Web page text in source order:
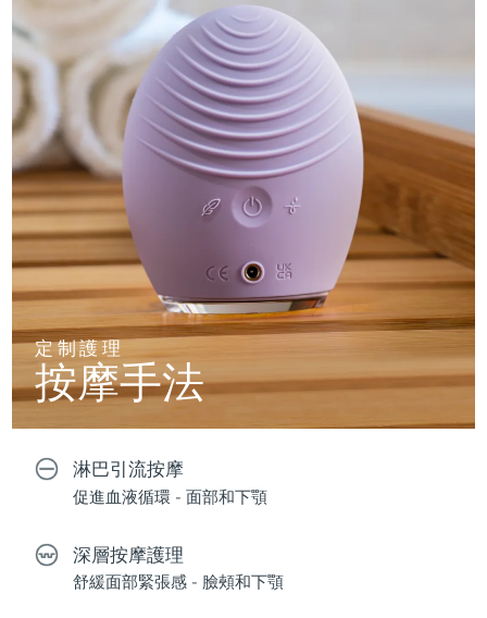
定制護理
按摩手法
淋巴引流按摩
促進血液循環 - 面部和下顎
深層按摩護理
舒緩面部緊張感 - 臉頰和下顎